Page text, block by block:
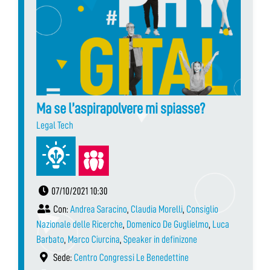
Ma se l’aspirapolvere mi spiasse?
Legal Tech
07/10/2021 10:30
Con: Andrea Saracino, Claudia Morelli, Consiglio
Nazionale delle Ricerche, Domenico De Guglielmo, Luca
Barbato, Marco Ciurcina, Speaker in definizone
Sede: Centro Congressi Le Benedettine